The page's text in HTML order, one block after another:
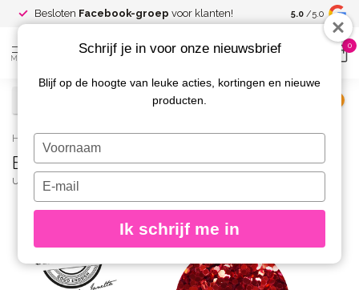
Besloten Facebook-groep voor klanten! Spaar voor
kortingen
5.0 /5.0
MENU
0
Home / Big Sparkle Glitter 39
Big Sparkle Glitter 39
URBAN NAILS
Schrijf je in voor onze nieuwsbrief
Blijf op de hoogte van leuke acties, kortingen en nieuwe
producten.
Typ
je
naam
Typ
je
e-
in
Ik schrijf me in